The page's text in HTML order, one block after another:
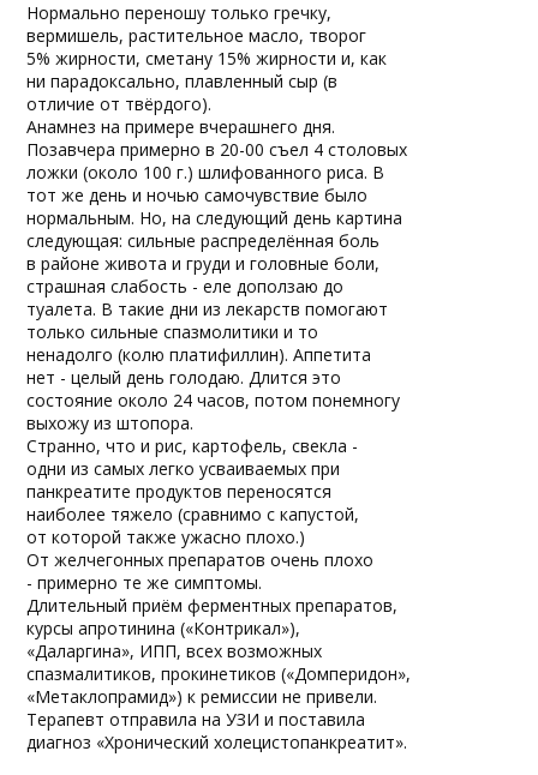
Нормально переношу только гречку,
вермишель, растительное масло, творог
5% жирности, сметану 15% жирности и, как
ни парадоксально, плавленный сыр (в
отличие от твёрдого).
Анамнез на примере вчерашнего дня.
Позавчера примерно в 20-00 съел 4 столовых
ложки (около 100 г.) шлифованного риса. В
тот же день и ночью самочувствие было
нормальным. Но, на следующий день картина
следующая: сильные распределённая боль
в районе живота и груди и головные боли,
страшная слабость - еле доползаю до
туалета. В такие дни из лекарств помогают
только сильные спазмолитики и то
ненадолго (колю платифиллин). Аппетита
нет - целый день голодаю. Длится это
состояние около 24 часов, потом понемногу
выхожу из штопора.
Странно, что и рис, картофель, свекла -
одни из самых легко усваиваемых при
панкреатите продуктов переносятся
наиболее тяжело (сравнимо с капустой,
от которой также ужасно плохо.)
От желчегонных препаратов очень плохо
- примерно те же симптомы.
Длительный приём ферментных препаратов,
курсы апротинина («Контрикал»),
«Даларгина», ИПП, всех возможных
спазмалитиков, прокинетиков («Домперидон»,
«Метаклопрамид») к ремиссии не привели.
Терапевт отправила на УЗИ и поставила
диагноз «Хронический холецистопанкреатит».